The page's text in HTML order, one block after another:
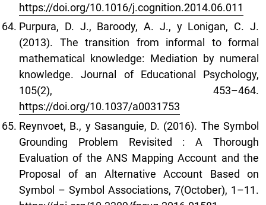
https://doi.org/10.1016/j.cognition.2014.06.011
Purpura, D. J., Baroody, A. J., y Lonigan, C. J.
(2013). The transition from informal to formal
mathematical knowledge: Mediation by numeral
knowledge. Journal of Educational Psychology,
105(2), 453–464.
https://doi.org/10.1037/a0031753
Reynvoet, B., y Sasanguie, D. (2016). The Symbol
Grounding Problem Revisited : A Thorough
Evaluation of the ANS Mapping Account and the
Proposal of an Alternative Account Based on
Symbol – Symbol Associations, 7(October), 1–11.